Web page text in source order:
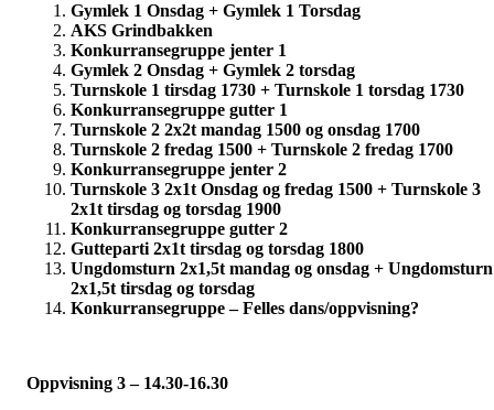
Gymlek 1 Onsdag + Gymlek 1 Torsdag
AKS Grindbakken
Konkurransegruppe jenter 1
Gymlek 2 Onsdag + Gymlek 2 torsdag
Turnskole 1 tirsdag 1730 + Turnskole 1 torsdag 1730
Konkurransegruppe gutter 1
Turnskole 2 2x2t mandag 1500 og onsdag 1700
Turnskole 2 fredag 1500 + Turnskole 2 fredag 1700
Konkurransegruppe jenter 2
Turnskole 3 2x1t Onsdag og fredag 1500 + Turnskole 3
2x1t tirsdag og torsdag 1900
Konkurransegruppe gutter 2
Gutteparti 2x1t tirsdag og torsdag 1800
Ungdomsturn 2x1,5t mandag og onsdag + Ungdomsturn
2x1,5t tirsdag og torsdag
Konkurransegruppe – Felles dans/oppvisning?
Oppvisning 3 – 14.30-16.30